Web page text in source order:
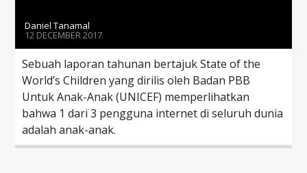
Daniel Tanamal
12 DECEMBER 2017
Sebuah laporan tahunan bertajuk State of the
World’s Children yang dirilis oleh Badan PBB
Untuk Anak-Anak (UNICEF) memperlihatkan
bahwa 1 dari 3 pengguna internet di seluruh dunia
adalah anak-anak.